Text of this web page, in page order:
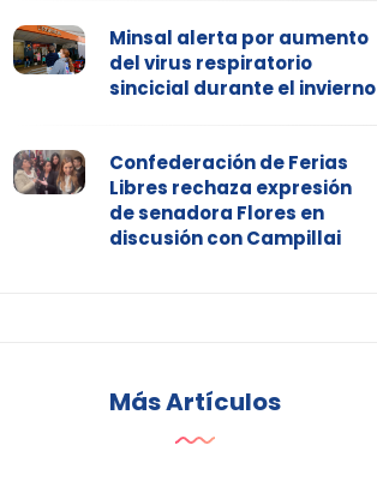
Minsal alerta por aumento
del virus respiratorio
sincicial durante el invierno
Confederación de Ferias
Libres rechaza expresión
de senadora Flores en
discusión con Campillai
Más Artículos